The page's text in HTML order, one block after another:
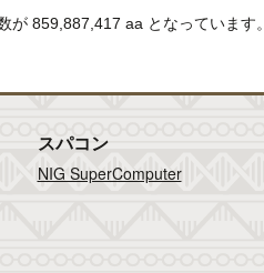
859,887,417 aa となっています。
スパコン
NIG SuperComputer